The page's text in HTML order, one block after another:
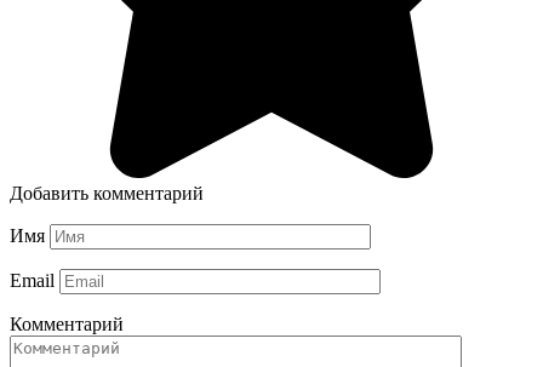
Добавить комментарий
Имя
Email
Комментарий